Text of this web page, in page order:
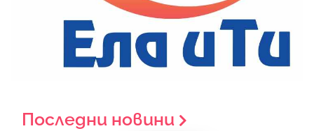
Последни новини